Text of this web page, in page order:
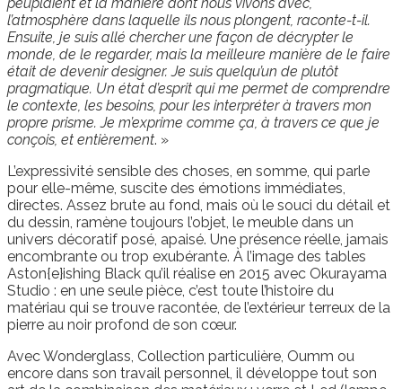
l’atmosphère dans laquelle ils nous plongent, raconte-t-il.
Ensuite, je suis allé chercher une façon de décrypter le
monde, de le regarder, mais la meilleure manière de le faire
était de devenir designer. Je suis quelqu’un de plutôt
pragmatique. Un état d’esprit qui me permet de comprendre
le contexte, les besoins, pour les interpréter à travers mon
propre prisme. Je m’exprime comme ça, à travers ce que je
conçois, et entièrement. »
L’expressivité sensible des choses, en somme, qui parle
pour elle-même, suscite des émotions immédiates,
directes. Assez brute au fond, mais où le souci du détail et
du dessin, ramène toujours l’objet, le meuble dans un
univers décoratif posé, apaisé. Une présence réelle, jamais
encombrante ou trop exubérante. À l’image des tables
Aston{e}ishing Black qu’il réalise en 2015 avec Okurayama
Studio : en une seule pièce, c’est toute l’histoire du
matériau qui se trouve racontée, de l’extérieur terreux de la
pierre au noir profond de son cœur.
Avec Wonderglass, Collection particulière, Oumm ou
encore dans son travail personnel, il développe tout son